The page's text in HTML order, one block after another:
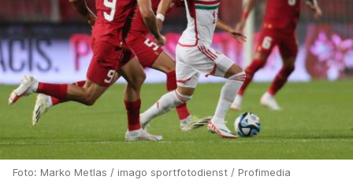
Foto: Marko Metlas / imago sportfotodienst / Profimedia